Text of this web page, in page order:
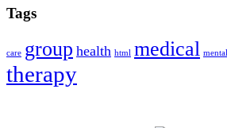
Tags
care group health html medical mental
therapy